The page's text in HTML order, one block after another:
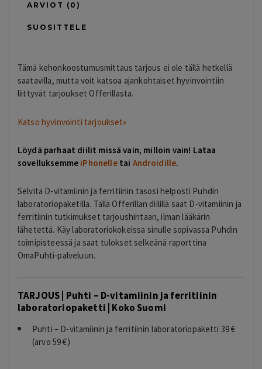
ARVIOT (0)
SUOSITTELE
Tämä kehonkoostumusmittaus tarjous ei ole tällä hetkellä
saatavilla, mutta voit katsoa ajankohtaiset hyvinvointiin
liittyvät tarjoukset Offerillasta.
Katso hyvinvointi tarjoukset»
Löydä parhaat diilit missä vain, milloin vain! Lataa
sovelluksemme iPhonelletai Androidille.
Selvitä D-vitamiinin ja ferritiinin tasosi helposti Puhdin
laboratoriopaketilla. Tällä Offerillan diilillä saat D-vitamiinin ja
ferritiinin tutkimukset tarjoushintaan, ilman lääkärin
lähetettä. Käy laboratoriokokeissa sinulle sopivassa Puhdin
toimipisteessä ja saat tulokset selkeänä raporttina
OmaPuhti-palveluun.
TARJOUS | Puhti – D-vitamiinin ja ferritiinin
laboratoriopaketti | Koko Suomi
Puhti – D-vitamiinin ja ferritiinin laboratoriopaketti 39 €
(arvo 59 €)